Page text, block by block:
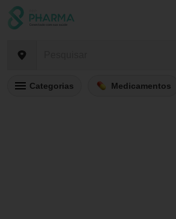
Categorias Medicamentos